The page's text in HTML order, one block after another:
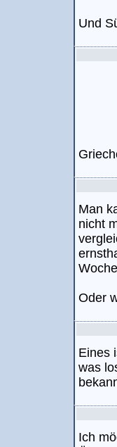
Und
Man
nicht
Oder
Eines
was
Ich